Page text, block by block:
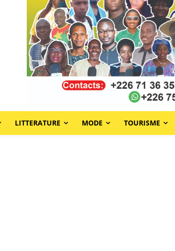
LITTERATURE MODE TOURISME